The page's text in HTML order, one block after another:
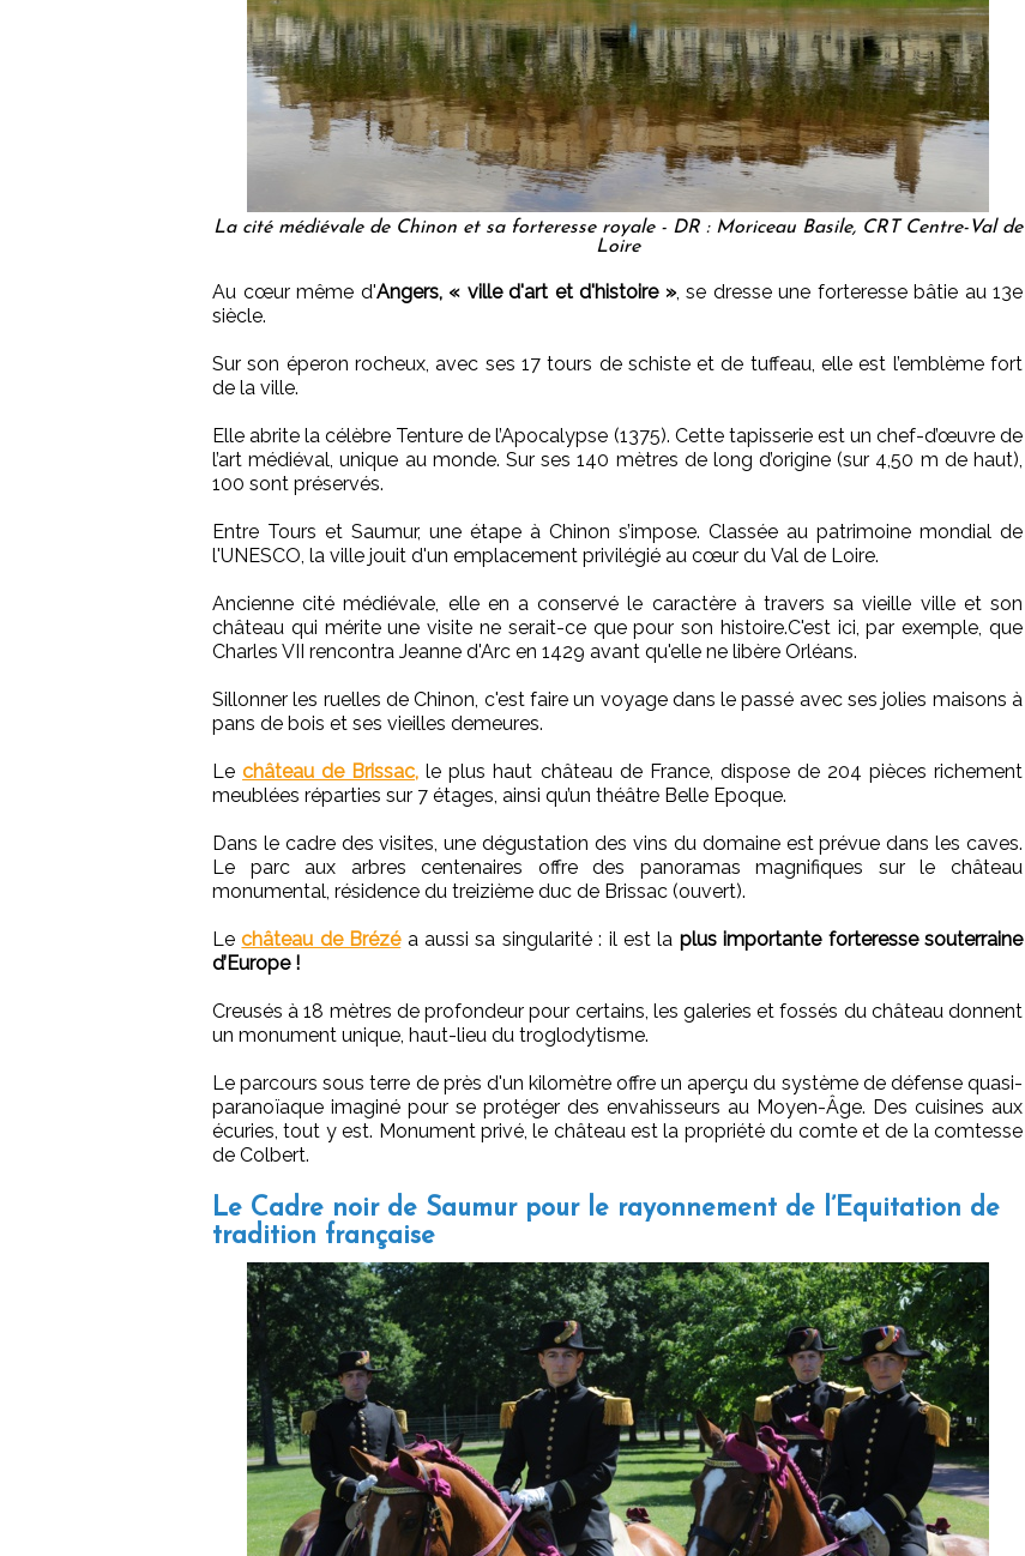
La cité médiévale de Chinon et sa forteresse royale - DR : Moriceau Basile, CRT Centre-Val de
Loire
Au cœur même d'Angers, « ville d'art et d'histoire », se dresse une forteresse bâtie au 13e
siècle.
Sur son éperon rocheux, avec ses 17 tours de schiste et de tuffeau, elle est l’emblème fort
de la ville.
Elle abrite la célèbre Tenture de l’Apocalypse (1375). Cette tapisserie est un chef-d’œuvre de
l’art médiéval, unique au monde. Sur ses 140 mètres de long d’origine (sur 4,50 m de haut),
100 sont préservés.
Entre Tours et Saumur, une étape à Chinon s’impose. Classée au patrimoine mondial de
l'UNESCO, la ville jouit d'un emplacement privilégié au cœur du Val de Loire.
Ancienne cité médiévale, elle en a conservé le caractère à travers sa vieille ville et son
château qui mérite une visite ne serait-ce que pour son histoire.C'est ici, par exemple, que
Charles VII rencontra Jeanne d'Arc en 1429 avant qu'elle ne libère Orléans.
Sillonner les ruelles de Chinon, c'est faire un voyage dans le passé avec ses jolies maisons à
pans de bois et ses vieilles demeures.
Lechâteau de Brissac, le plus haut château de France, dispose de 204 pièces richement
meublées réparties sur 7 étages, ainsi qu’un théâtre Belle Epoque.
Dans le cadre des visites, une dégustation des vins du domaine est prévue dans les caves.
Le parc aux arbres centenaires offre des panoramas magnifiques sur le château
monumental, résidence du treizième duc de Brissac (ouvert).
Lechâteau de Brézéa aussi sa singularité : il est la plus importante forteresse souterraine
d’Europe !
Creusés à 18 mètres de profondeur pour certains, les galeries et fossés du château donnent
un monument unique, haut-lieu du troglodytisme.
Le parcours sous terre de près d'un kilomètre offre un aperçu du système de défense quasi-
paranoïaque imaginé pour se protéger des envahisseurs au Moyen-Âge. Des cuisines aux
écuries, tout y est. Monument privé, le château est la propriété du comte et de la comtesse
de Colbert.
Le Cadre noir de Saumur pour le rayonnement de l’Equitation de
tradition française